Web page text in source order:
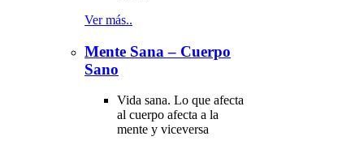
Ver más..
Mente Sana – Cuerpo
Sano
Vida sana. Lo que afecta
al cuerpo afecta a la
mente y viceversa